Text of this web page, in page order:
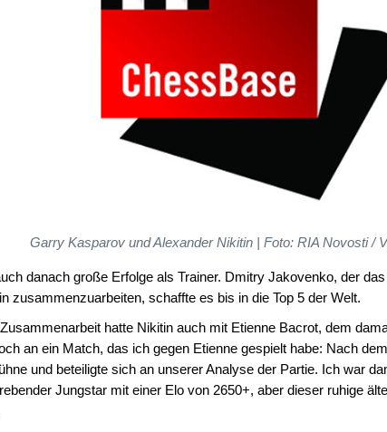
Garry Kasparov und Alexander Nikitin | Foto: RIA Novosti /
danach große Erfolge als Trainer. Dmitry Jakovenko, der
zusammenzuarbeiten, schaffte es bis in die Top 5 der Welt.
hatte Nikitin auch mit Etienne Bacrot, dem
an ein Match, das ich gegen Etienne gespielt habe: Nach
und beteiligte sich an unserer Analyse der Partie. Ich war
Jungstar mit einer Elo von 2650+, aber dieser ruhige